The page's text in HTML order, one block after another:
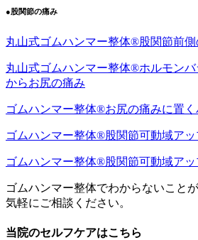
●股関節の痛み
丸山式ゴムハンマー整体®︎股関節前側
丸山式ゴムハンマー整体®︎ホルモン
からお尻の痛み
ゴムハンマー整体®︎お尻の痛みに置
ゴムハンマー整体®︎股関節可動域アッ
ゴムハンマー整体®︎股関節可動域アッ
ゴムハンマー整体でわからないこと
気軽にご相談ください。
当院のセルフケアはこちら